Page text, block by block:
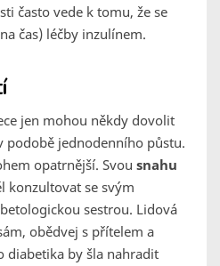
často vede k tomu, že se
čas) léčby inzulínem.
jen mohou někdy dovolit
podobě jednodenního půstu.
opatrnější. Svou snahu
konzultovat se svým
sestrou. Lidová
obědvej s přítelem a
diabetika by šla nahradit